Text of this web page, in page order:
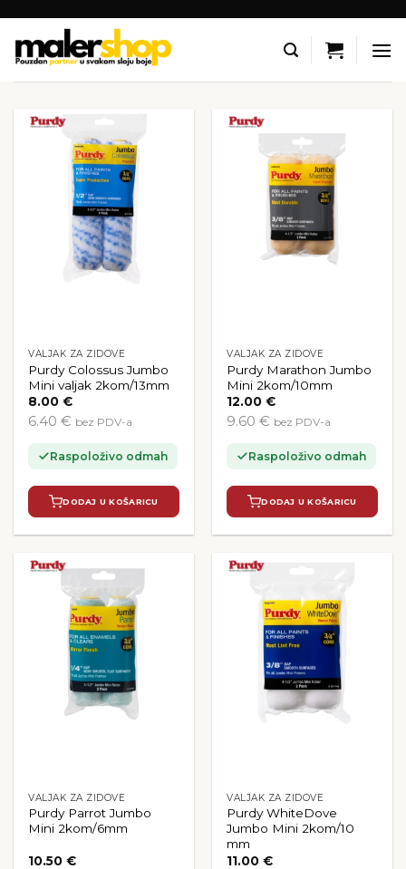
content
VALJAK ZA ZIDOVE
Purdy Colossus Jumbo
Mini valjak 2kom/13mm
8.00€
6.40 € bez PDV-a
Raspoloživo odmah
DODAJ U KOŠARICU
VALJAK ZA ZIDOVE
Purdy Marathon Jumbo
Mini 2kom/10mm
12.00€
9.60 € bez PDV-a
Raspoloživo odmah
DODAJ U KOŠARICU
VALJAK ZA ZIDOVE
Purdy Parrot Jumbo
Mini 2kom/6mm
10.50€
VALJAK ZA ZIDOVE
Purdy WhiteDove
Jumbo Mini 2kom/10
mm
11.00€